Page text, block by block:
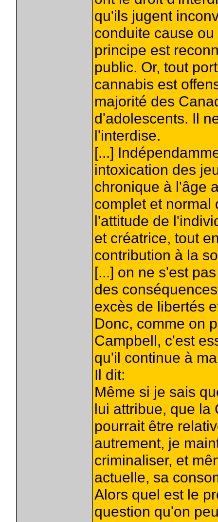
qu'ils jugent
conduite cause
principe est
public. Or, tout
cannabis est
majorité des
d'adolescents. Il
l'interdise.
[...]
intoxication des
chronique à l'âge
complet et normal
l'attitude de
et créatrice, tout
contribution à la
[...] on ne s'est
des
excès de libertés
Donc, comme on
Campbell, c'est
qu'il continue à
Il dit:
Même si je sais
lui attribue, que la
pourrait être
autrement, je
criminaliser, et
actuelle, sa
Alors quel est le
question qu'on